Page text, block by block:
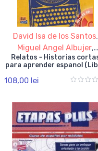
David Isa de los Santos,
Miguel Angel Albujer,
Pasacual Drake
Relatos - Historias
para aprender espanol
108,00 lei